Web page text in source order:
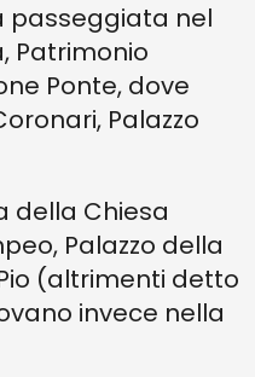
passeggiata nel
Patrimonio
Ponte, dove
Palazzo
della Chiesa
Palazzo della
(altrimenti detto
invece nella